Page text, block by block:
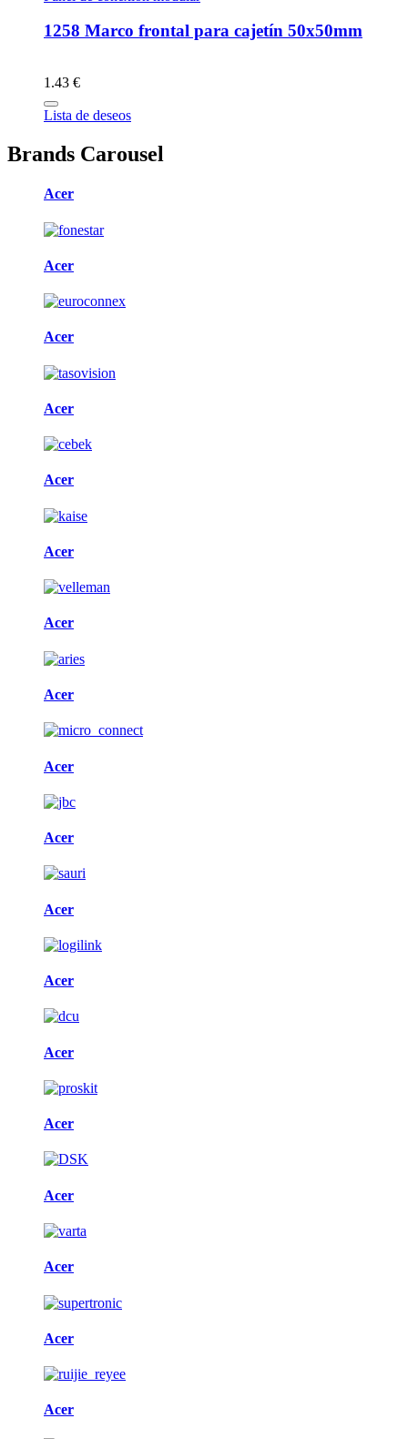
1258 Marco frontal para cajetín 50x50mm
1.43 €
Lista de deseos
Brands Carousel
Acer
Acer
Acer
Acer
Acer
Acer
Acer
Acer
Acer
Acer
Acer
Acer
Acer
Acer
Acer
Acer
Acer
Acer